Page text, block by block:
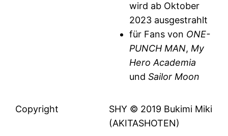
wird ab Oktober
2023 ausgestrahlt
für Fans von ONE-
PUNCH MAN, My
Hero Academia
und Sailor Moon
Copyright
SHY © 2019 Bukimi Miki
(AKITASHOTEN)